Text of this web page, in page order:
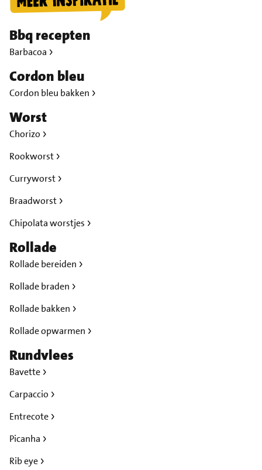
Bbq recepten
Barbacoa
Cordon bleu
Cordon bleu bakken
Worst
Chorizo
Rookworst
Curryworst
Braadworst
Chipolata worstjes
Rollade
Rollade bereiden
Rollade braden
Rollade bakken
Rollade opwarmen
Rundvlees
Bavette
Carpaccio
Entrecote
Picanha
Rib eye